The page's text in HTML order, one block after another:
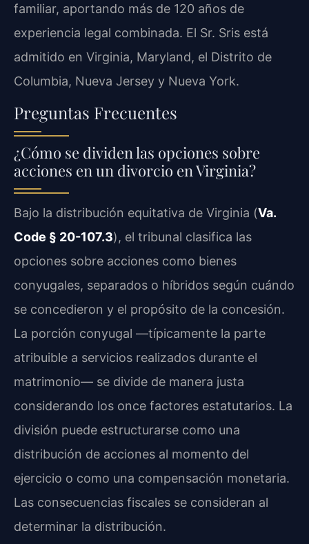
familiar, aportando más de 120 años de
experiencia legal combinada. El Sr. Sris está
admitido en Virginia, Maryland, el Distrito de
Columbia, Nueva Jersey y Nueva York.
Preguntas Frecuentes
¿Cómo se dividen las opciones sobre
acciones en un divorcio en Virginia?
Bajo la distribución equitativa de Virginia (Va.
Code § 20-107.3), el tribunal clasifica las
opciones sobre acciones como bienes
conyugales, separados o híbridos según cuándo
se concedieron y el propósito de la concesión.
La porción conyugal —típicamente la parte
atribuible a servicios realizados durante el
matrimonio— se divide de manera justa
considerando los once factores estatutarios. La
división puede estructurarse como una
distribución de acciones al momento del
ejercicio o como una compensación monetaria.
Las consecuencias fiscales se consideran al
determinar la distribución.